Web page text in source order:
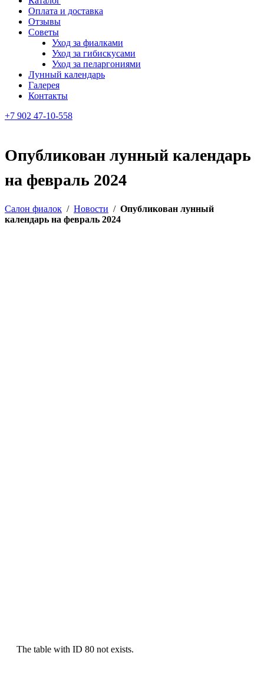
Оплата и доставка
Отзывы
Советы
Уход за фиалками
Уход за гибискусами
Уход за пеларгониями
Лунный календарь
Галерея
Контакты
+7 902 47-10-558
Опубликован лунный календарь
на февраль 2024
Салон фиалок / Новости / Опубликован лунный
календарь на февраль 2024
The table with ID 80 not exists.